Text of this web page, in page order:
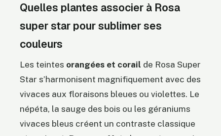
Quelles plantes associer à Rosa
super star pour sublimer ses
couleurs
Les teintes orangées et corail de Rosa Super
Star s’harmonisent magnifiquement avec des
vivaces aux floraisons bleues ou violettes. Le
népéta, la sauge des bois ou les géraniums
vivaces bleus créent un contraste classique